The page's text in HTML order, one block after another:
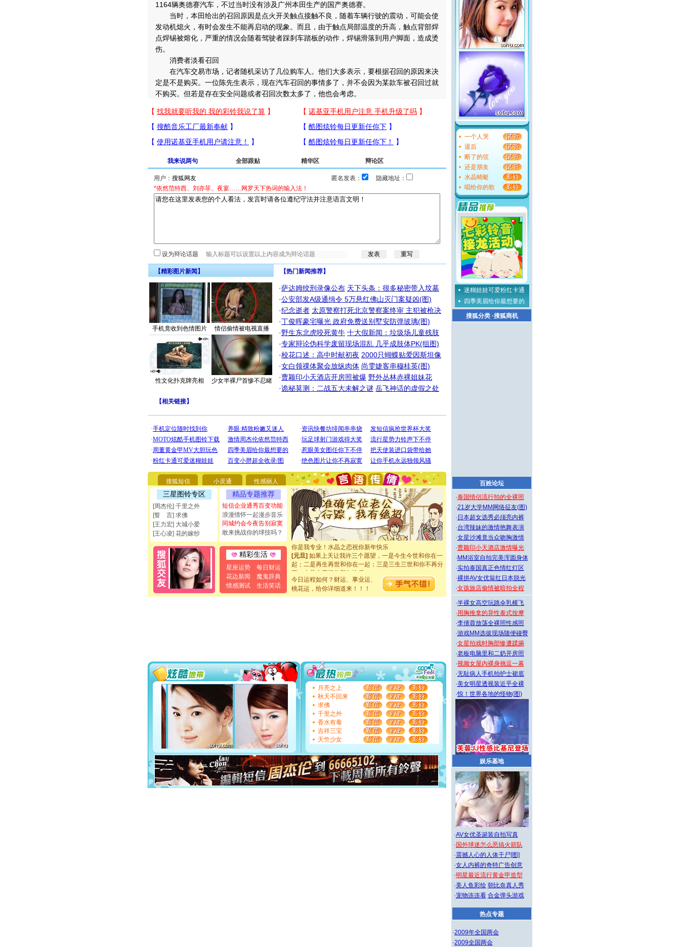
1164辆奥德赛汽车，不过当时没有涉及广州本田生产的国产奥德赛。
当时，本田给出的召回原因是点火开关触点接触不良，随着车辆行驶的震动，可能会使
发动机熄火，有时会发生不能再启动的现象。而且，由于触点局部温度的升高，触点背部焊
点焊锡被熔化，严重的情况会随着驾驶者踩刹车踏板的动作，焊锡滑落到用户脚面，造成烫
伤。
消费者淡看召回
在汽车交易市场，记者随机采访了几位购车人。他们大多表示，要根据召回的原因来决
定是不是购买。一位陈先生表示，现在汽车召回的事情多了，并不会因为某款车被召回过就
不购买。但若是存在安全问题或者召回次数太多了，他也会考虑。
我来说两句 全部跟贴 精华区 辩论区
用户： 匿名发表：
隐藏地址：
*依然范特西、刘亦菲、夜宴……网罗天下热词的输入法！
设为辩论话题
【精彩图片新闻】
手机竟收到色情图片 情侣偷情被电视直播
性文化扑克牌亮相 少女半裸尸首惨不忍睹
【热门新闻推荐】
·萨达姆绞刑录像公布 天下头条：很多秘密带入坟墓
·公安部发A级通缉令 5万悬红佛山灭门案疑凶(图)
·纪念逝者 太原警察打死北京警察案终审 主犯被枪决
·丁俊晖豪宅曝光 政府免费送别墅安防弹玻璃(图)
·野生东北虎咬死黄牛 十大假新闻：垃圾场儿童残肢
·专家辩论伪科学废留现场混乱 几乎成肢体PK(组图)
·校花口述：高中时献初夜 2000只蝴蝶贴爱因斯坦像
·女白领祼体聚会放纵肉体 尚雯婕客串穆桂英(图)
·曹颖印小天酒店开房照被爆 野外丛林赤裸姐妹花
·诡秘莫测：二战五大未解之谜 岳飞神话的虚假之处
【相关链接】
搜狐短信 小灵通 性感丽人
三星图铃专区
[周杰伦] 千里之外
[誓 言] 求佛
[王力宏] 大城小爱
[王心凌] 花的嫁纱
精品专题推荐
短信企业通秀百变功能
浪漫情怀一起漫步音乐
同城约会今夜告别寂寞
敢来挑战你的球技吗？
精彩生活
星座运势
每日财运
花边新闻
魔鬼辞典
情感测试
生活笑话
[圣诞节] 圣诞节到了，想想没什么送给你的，又不打算给
你太多，只有给你五千万：千万快乐！千万要健康！千万
要平安！千万要知足！千万不要忘记我！
[圣诞节]不只这样的日子才会想起你,而是这样的日子才
能正大光明地骚扰你,告诉你,圣诞要快乐!新年要快乐!天天
都要快乐噢!
[圣诞节]奉上一颗祝福的心,在这个特别的日子里,愿幸福,
如意,快乐,鲜花,一切美好的祝愿与你同在.圣诞快乐!
[元旦]看到你我会触电；看不到你我要充电；没有你我会
断电。爱你是我职业，想你是我事业，抱你是我特长，吻
你是我专业！水晶之恋祝你新年快乐
[元旦]如果上天让我许三个愿望，一是今生今世和你在一
起；二是再生再世和你在一起；三是三生三世和你不再分
离。水晶之恋祝你新年快乐
[元旦]当我狠下心扭头离去那一刻，你在我身后无助地哭
泣，这痛楚让我明白我多么爱你。我转身抱住你：这猪不
卖了。水晶之恋祝你新年快乐。
你太多，只有给你五千万：千万快乐！千万要健康！千万
要平安！千万要知足！千万不要忘记我！
[圣诞节]不只这样的日子才会想起你,而是这样的日子才
能正大光明地骚扰你,告诉你,圣诞要快乐!新年要快乐!天天
都要快乐噢!
[圣诞节]奉上一颗祝福的心,在这个特别的日子里,愿幸福,
如意,快乐,鲜花,一切美好的祝愿与你同在.圣诞快乐!
[元旦]
看到你我会触电；看不到你我要充电；没有你我会
断电。爱你是我职业，想你是我事业，抱你是我特长，吻
你是我专业！水晶之恋祝你新年快乐
[元旦]
如果上天让我许三个愿望，一是今生今世和你在一
起；二是再生再世和你在一起；三是三生三世和你不再分
离。水晶之恋祝你新年快乐
[元旦]当我狠下心扭头离去那一刻，你在我身后无助地哭
泣，这痛楚让我明白我多么爱你。我转身抱住你：这猪不
今日运程如何？财运、事业运、
桃花运，给你详细道来！！！
月亮之上
秋天不回来
求佛
千里之外
香水有毒
吉祥三宝
天竺少女
一个人哭
退后
断了的弦
还是朋友
水晶蜻蜓
唱给你的歌
迷糊娃娃可爱粉红卡通
四季美眉给你最想要的
搜狐分类·搜狐商机
百姓论坛
·泰国情侣流行拍的全裸照
·21岁大学MM网络征友(图)
· 日本超女选秀必须亮内裤
·台湾辣妹的激情艳舞表演
·女星沙滩竟当众吻胸激情
·曹颖印小天酒店激情曝光
· MM浴室自拍完美浑圆身体
·实拍泰国真正色情红灯区
·裸拼AV女优翁红日本脱光
·女孩旅店偷情被暗拍全程
·半裸女高空玩跳伞乳横飞
·用胸推拿的异性泰式按摩
·李倩蓉放荡全裸照性感照
·游戏MM选拔现场随便碰臀
·女星拍戏时胸部惨遭蹂躏
·老板电脑里和二奶开房照
·视频女屋内裸身挑逗一幕
·无耻病人手机拍护士裙底
·美女明星透视装近乎全裸
·惊！世界各地的怪物(图)
娱乐基地
·AV女优圣诞装自拍写真
· 国外球迷怎么恶搞火箭队
·震撼人心的人体干尸[图]
·女人内裤的奇特广告创意
·明星最近流行黄金甲造型
·美人鱼彩绘 朝比奈真人秀
·宠物连连看 合金弹头游戏
热点专题
·2009年全国两会
·2009全国两会